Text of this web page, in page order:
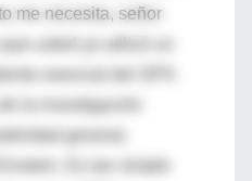
me necesita, señor
usted ya utilizó un
esencial del GPS
la investigación
general,